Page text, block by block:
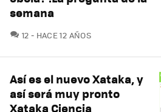
semana
12 COMENTARIOS
HACE 12 AÑOS
Así es el nuevo Xataka, y
así será muy pronto
Xataka Ciencia